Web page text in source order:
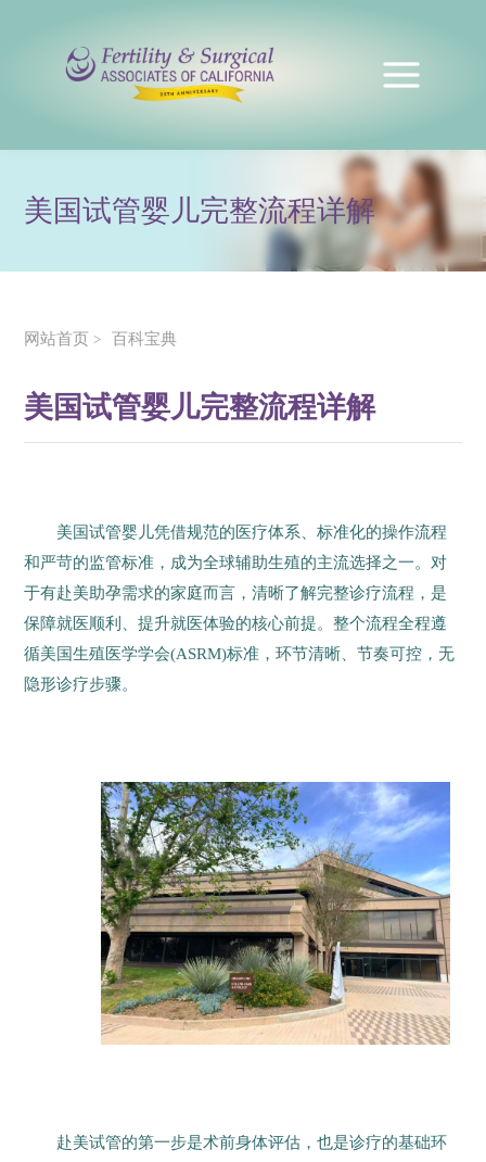
美国试管婴儿完整流程详解
网站首页 > 百科宝典
美国试管婴儿完整流程详解
美国试管婴儿凭借规范的医疗体系、标准化的操作流程
和严苛的监管标准，成为全球辅助生殖的主流选择之一。对
于有赴美助孕需求的家庭而言，清晰了解完整诊疗流程，是
保障就医顺利、提升就医体验的核心前提。整个流程全程遵
循美国生殖医学学会(ASRM)标准，环节清晰、节奏可控，无
隐形诊疗步骤。
赴美试管的第一步是术前身体评估，也是诊疗的基础环